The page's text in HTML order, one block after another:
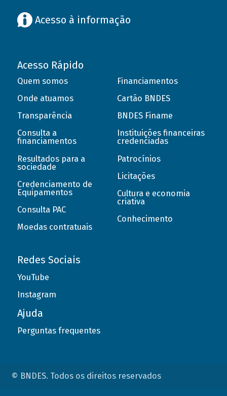
Acesso à informação
Acesso Rápido
Quem somos
Onde atuamos
Transparência
Consulta a
financiamentos
Resultados para a
sociedade
Credenciamento de
Equipamentos
Consulta PAC
Moedas contratuais
Financiamentos
Cartão BNDES
BNDES Finame
Instituições financeiras
credenciadas
Patrocínios
Licitações
Cultura e economia
criativa
Conhecimento
Redes Sociais
YouTube
Instagram
Ajuda
Perguntas frequentes
© BNDES. Todos os direitos reservados